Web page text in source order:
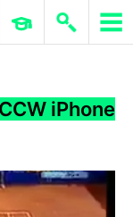
ERP 與商業 AI
iPhone